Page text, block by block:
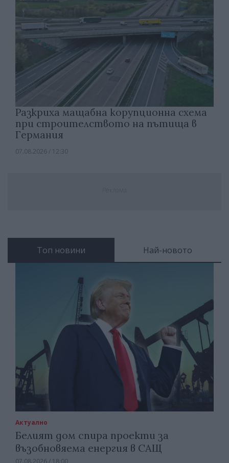
Разкриха мащабна корупционна схема
при строителството на пътища в
Германия
07.08.2026 / 12:30
Топ новини Най-новото
Актуално
Белият дом спира проекти за
възобновяема енергия в САЩ